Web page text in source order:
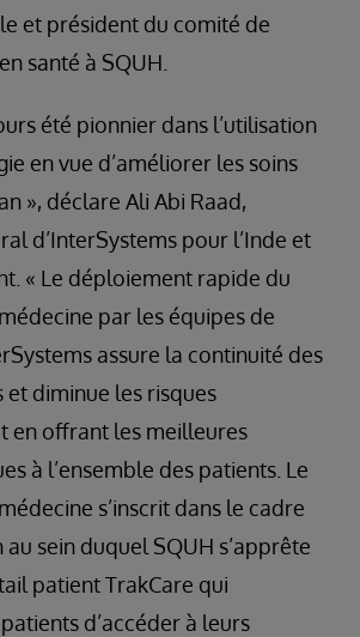
et président du comité de
santé à SQUH.
été pionnier dans l’utilisation
en vue d’améliorer les soins
», déclare Ali Abi Raad,
d’InterSystems pour l’Inde et
« Le déploiement rapide du
par les équipes de
assure la continuité des
et diminue les risques
en offrant les meilleures
à l’ensemble des patients. Le
s’inscrit dans le cadre
au sein duquel SQUH s’apprête
patient TrakCare qui
d’accéder à leurs